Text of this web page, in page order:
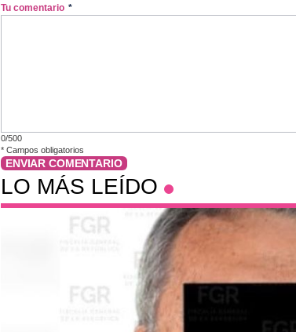
Tu comentario *
0/500
* Campos obligatorios
ENVIAR COMENTARIO
LO MÁS LEÍDO